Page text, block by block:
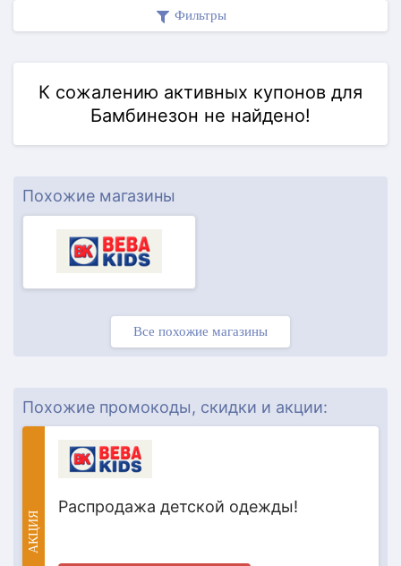
Фильтры
К сожалению активных купонов для
Бамбинезон не найдено!
Похожие магазины
Все похожие магазины
Похожие промокоды, скидки и акции:
АКЦИЯ
Распродажа детской одежды!